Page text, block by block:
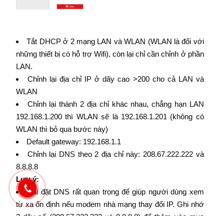
Tắt DHCP ở 2 mạng LAN và WLAN (WLAN là đối với
những thiết bị có hỗ trợ Wifi), còn lại chỉ cần chỉnh ở phần
LAN.
Chỉnh lại địa chỉ IP ở dãy cao >200 cho cả LAN và
WLAN
Chỉnh lại thành 2 địa chỉ khác nhau, chẳng hạn LAN
192.168.1.200 thì WLAN sẽ là 192.168.1.201 (không có
WLAN thì bỏ qua bước này)
Default gateway: 192.168.1.1
Chỉnh lại DNS theo 2 địa chỉ này: 208.67.222.222 và
8.8.8.8
Lưu ý:
Cài đặt DNS rất quan trọng để giúp người dùng xem
từ xa ổn định nếu modem nhà mạng thay đổi IP. Ghi nhớ